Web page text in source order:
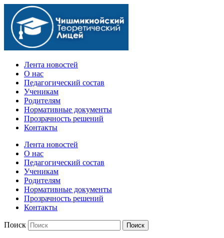
Официальный сайт учебного заведения
Лента новостей
О нас
Педагогический состав
Ученикам
Родителям
Нормативные документы
Прозрачность решений
Контакты
Лента новостей
О нас
Педагогический состав
Ученикам
Родителям
Нормативные документы
Прозрачность решений
Контакты
Поиск Поиск